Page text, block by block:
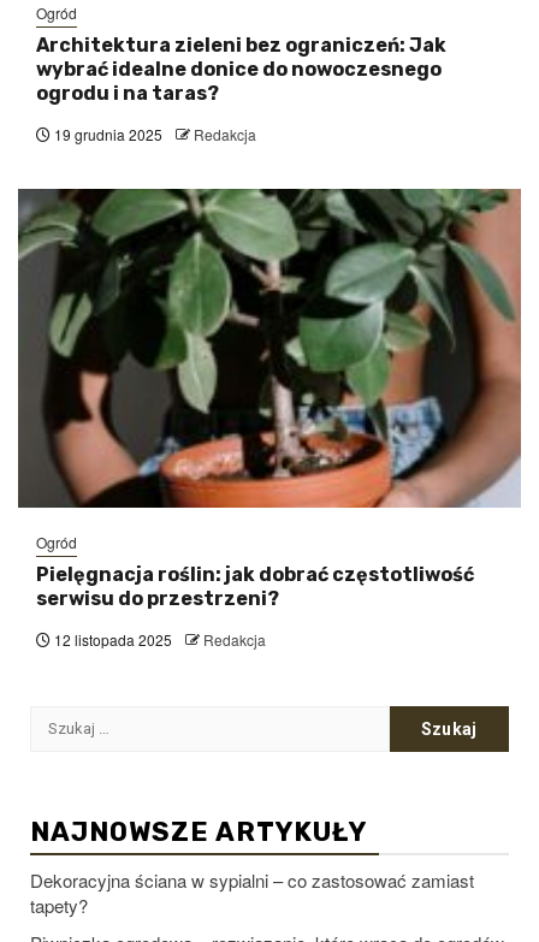
Ogród
Architektura zieleni bez ograniczeń: Jak
wybrać idealne donice do nowoczesnego
ogrodu i na taras?
19 grudnia 2025 Redakcja
Ogród
Pielęgnacja roślin: jak dobrać częstotliwość
serwisu do przestrzeni?
12 listopada 2025 Redakcja
Szukaj:
NAJNOWSZE ARTYKUŁY
Dekoracyjna ściana w sypialni – co zastosować zamiast
tapety?